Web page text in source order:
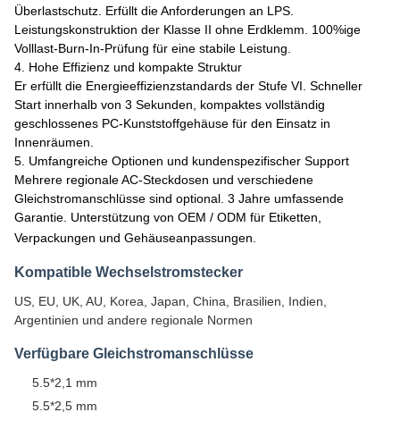
Überlastschutz. Erfüllt die Anforderungen an LPS.
Leistungskonstruktion der Klasse II ohne Erdklemm. 100%ige
Volllast-Burn-In-Prüfung für eine stabile Leistung.
4. Hohe Effizienz und kompakte Struktur
Er erfüllt die Energieeffizienzstandards der Stufe VI. Schneller
Start innerhalb von 3 Sekunden, kompaktes vollständig
geschlossenes PC-Kunststoffgehäuse für den Einsatz in
Innenräumen.
5. Umfangreiche Optionen und kundenspezifischer Support
Mehrere regionale AC-Steckdosen und verschiedene
Gleichstromanschlüsse sind optional. 3 Jahre umfassende
Garantie. Unterstützung von OEM / ODM für Etiketten,
Verpackungen und Gehäuseanpassungen.
Kompatible Wechselstromstecker
US, EU, UK, AU, Korea, Japan, China, Brasilien, Indien,
Argentinien und andere regionale Normen
Verfügbare Gleichstromanschlüsse
5.5*2,1 mm
5.5*2,5 mm